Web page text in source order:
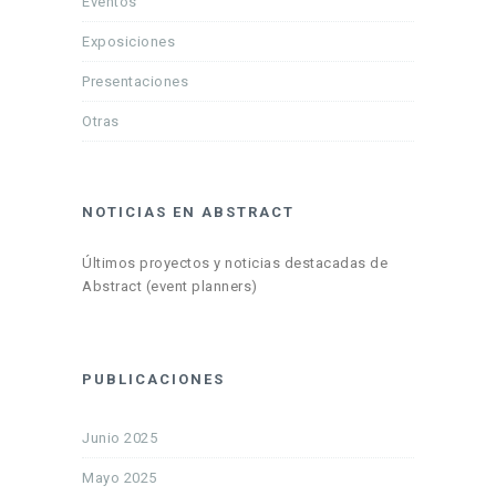
Exposiciones
Presentaciones
Otras
NOTICIAS EN ABSTRACT
Últimos proyectos y noticias destacadas de
Abstract (event planners)
PUBLICACIONES
Junio 2025
Mayo 2025